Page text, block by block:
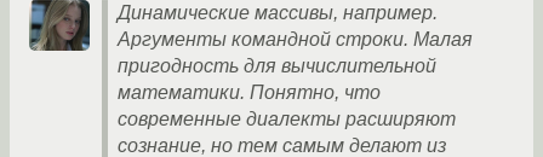
Динамические массивы, например.
Аргументы командной строки. Малая
пригодность для вычислительной
математики. Понятно, что
современные диалекты расширяют
сознание, но тем самым делают из